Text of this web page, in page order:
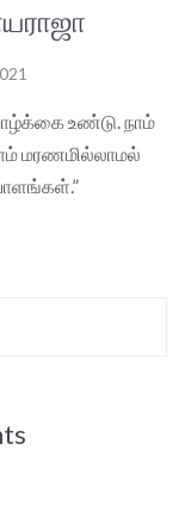
உண்டு. நாம்
மரணமில்லாமல்